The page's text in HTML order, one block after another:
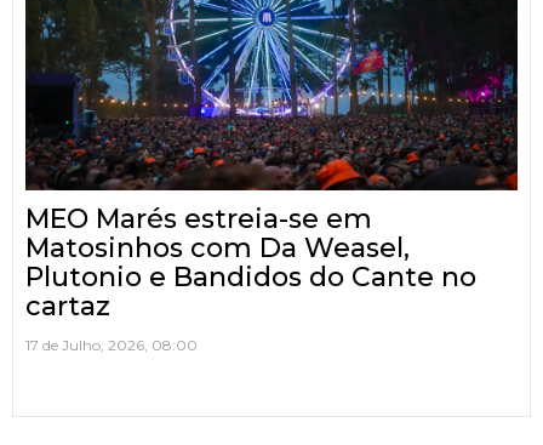
MEO Marés estreia-se em
Matosinhos com Da Weasel,
Plutonio e Bandidos do Cante no
cartaz
17 de Julho, 2026, 08:00